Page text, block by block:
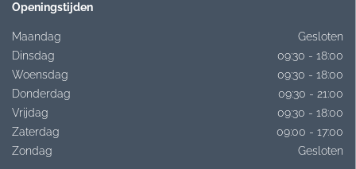
Openingstijden
Maandag
Gesloten
Dinsdag
09:30 - 18:00
Woensdag
09:30 - 18:00
Donderdag
09:30 - 21:00
Vrijdag
09:30 - 18:00
Zaterdag
09:00 - 17:00
Zondag
Gesloten